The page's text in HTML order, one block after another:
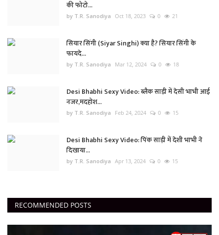
की फोटो...
by T.R. Sanodiya Oct 18, 2023 0 21
सियार सिंगी (Siyar Singhi) क्या है? सियार सिंगी के
फायदे...
by T.R. Sanodiya Mar 12, 2024 0 18
Desi Bhabhi Sexy Video: ब्लैक साड़ी में देसी भाभी आई
नजर,मदहोश...
by T.R. Sanodiya Feb 24, 2024 0 15
Desi Bhabhi Sexy Video: पिंक साड़ी में देशी भाभी ने
दिखाया...
by T.R. Sanodiya Apr 13, 2024 0 15
RECOMMENDED POSTS